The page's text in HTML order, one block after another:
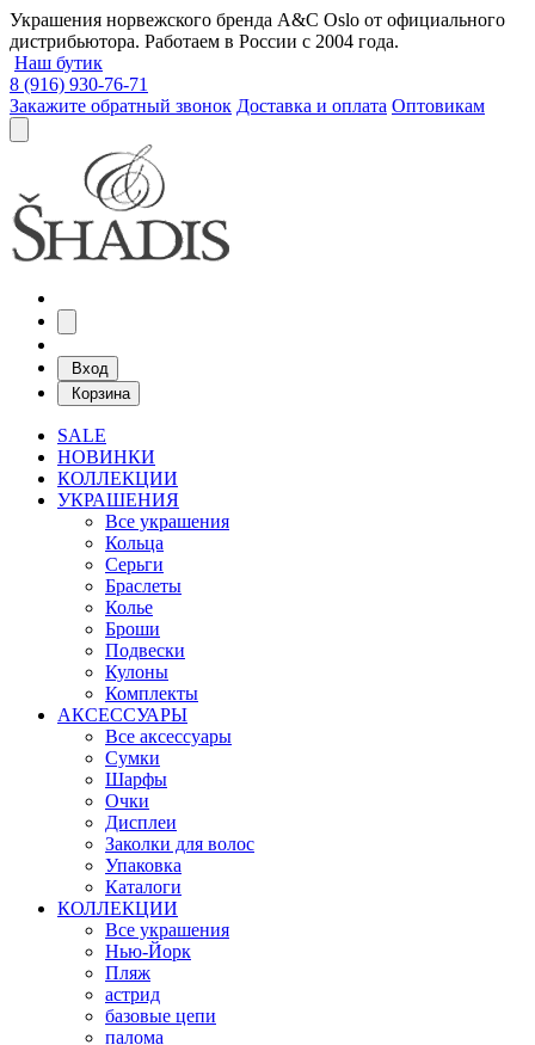
Украшения норвежского бренда A&C Oslo от официального
дистрибьютора. Работаем в России с 2004 года.
Наш бутик
8 (916) 930-76-71
Закажите обратный звонок Доставка и оплата Оптовикам
Вход
Корзина
SALE
НОВИНКИ
КОЛЛЕКЦИИ
УКРАШЕНИЯ
Все украшения
Кольца
Серьги
Браслеты
Колье
Броши
Подвески
Кулоны
Комплекты
АКСЕССУАРЫ
Все аксессуары
Сумки
Шарфы
Очки
Дисплеи
Заколки для волос
Упаковка
Каталоги
КОЛЛЕКЦИИ
Все украшения
Нью-Йорк
Пляж
астрид
базовые цепи
палома